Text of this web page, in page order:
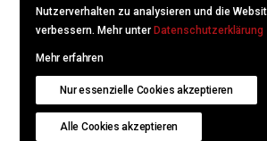
© 2022KS/CS Kommunikation Schweiz.
hitschdesign.
Nutzerverhalten zu analysieren und die
verbessern. Mehr unter Datenschutzerklärung
Mehr erfahren
Nur essenzielle Cookies akzeptieren
Alle Cookies akzeptieren